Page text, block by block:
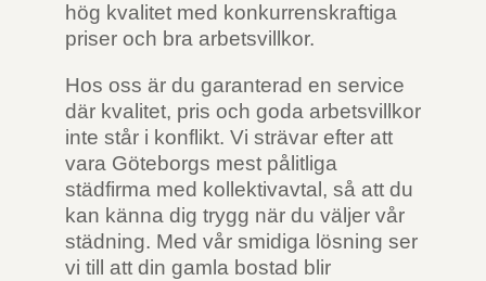
hög kvalitet med konkurrenskraftiga
priser och bra arbetsvillkor.
Hos oss är du garanterad en service
där kvalitet, pris och goda arbetsvillkor
inte står i konflikt. Vi strävar efter att
vara Göteborgs mest pålitliga
städfirma med kollektivavtal, så att du
kan känna dig trygg när du väljer vår
städning. Med vår smidiga lösning ser
vi till att din gamla bostad blir